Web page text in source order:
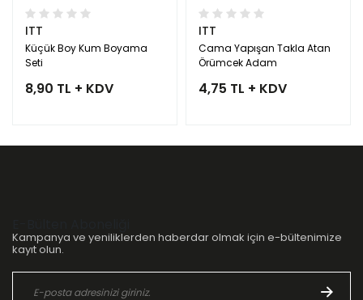
ITT
Küçük Boy Kum Boyama
Seti
8,90 TL + KDV
ITT
Cama Yapışan Takla Atan
Örümcek Adam
4,75 TL + KDV
Kampanya ve yeniliklerden haberdar olmak için e-bültenimize
kayıt olun.